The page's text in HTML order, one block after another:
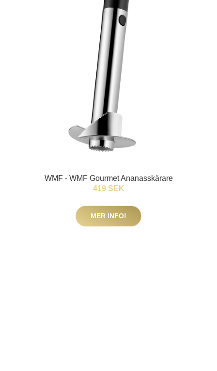
WMF - WMF Gourmet Ananasskärare
419 SEK
MER INFO!